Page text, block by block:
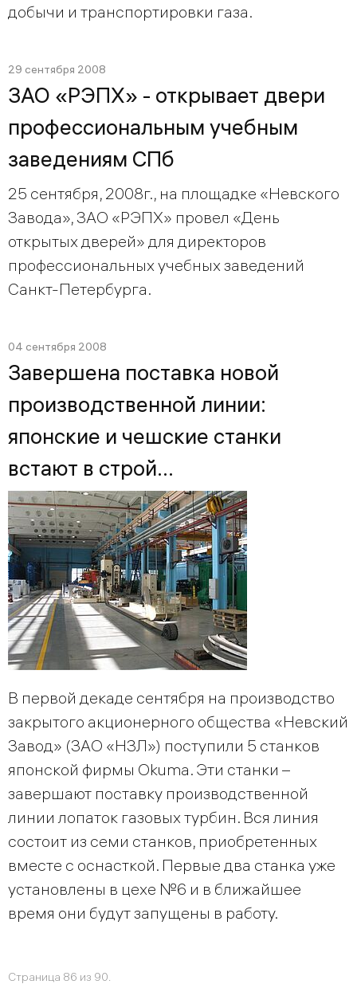
добычи и транспортировки газа.
29 сентября 2008
ЗАО «РЭПХ» - открывает двери
профессиональным учебным
заведениям СПб
25 сентября, 2008г., на площадке «Невского
Завода», ЗАО «РЭПХ» провел «День
открытых дверей» для директоров
профессиональных учебных заведений
Санкт-Петербурга.
04 сентября 2008
Завершена поставка новой
производственной линии:
японские и чешские станки
встают в строй…
В первой декаде сентября на производство
закрытого акционерного общества «Невский
Завод» (ЗАО «НЗЛ») поступили 5 станков
японской фирмы Okuma. Эти станки –
завершают поставку производственной
линии лопаток газовых турбин. Вся линия
состоит из семи станков, приобретенных
вместе с оснасткой. Первые два станка уже
установлены в цехе №6 и в ближайшее
время они будут запущены в работу.
Страница 86 из 90.